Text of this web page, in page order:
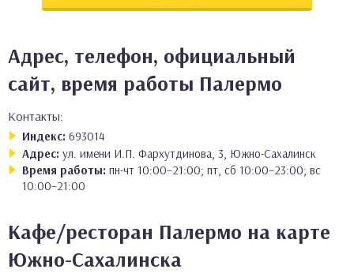
Адрес, телефон, официальный
сайт, время работы Палермо
Контакты:
Индекс: 693014
Адрес: ул. имени И.П. Фархутдинова, 3, Южно-Сахалинск
Время работы: пн-чт 10:00–21:00; пт, сб 10:00–23:00; вс
10:00–21:00
Кафе/ресторан Палермо на карте
Южно-Сахалинска